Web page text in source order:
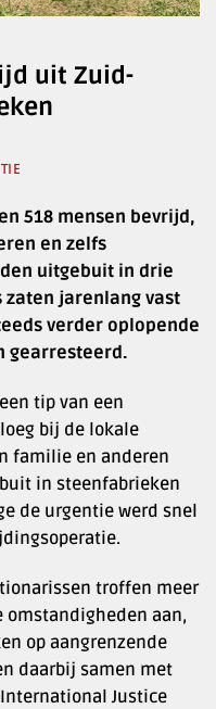
uit Zuid-
518 mensen bevrijd,
en zelfs
uitgebuit in drie
jarenlang vast
verder oplopende
gearresteerd.
tip van een
bij de lokale
familie en anderen
in steenfabrieken
de urgentie werd snel
troffen meer
omstandigheden aan,
op aangrenzende
daarbij samen met
Justice